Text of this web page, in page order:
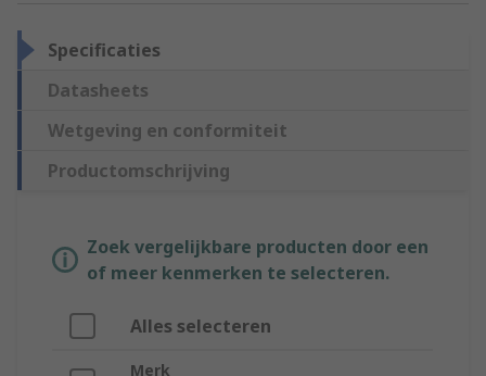
Specificaties
Datasheets
Wetgeving en conformiteit
Productomschrijving
Zoek vergelijkbare producten door een
of meer kenmerken te selecteren.
Alles selecteren
Merk